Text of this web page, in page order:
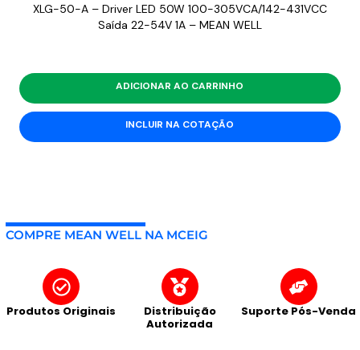
XLG-50-A – Driver LED 50W 100-305VCA/142-431VCC
Saída 22-54V 1A – MEAN WELL
ADICIONAR AO CARRINHO
INCLUIR NA COTAÇÃO
COMPRE MEAN WELL NA MCEIG
Produtos Originais
Distribuição
Autorizada
Suporte Pós-Venda